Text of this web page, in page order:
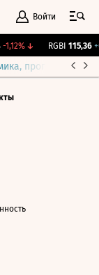
Войти
-1,12%↓ RGBI 115,36
прогнозы